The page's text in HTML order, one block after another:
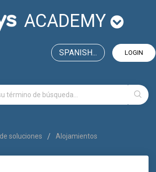
ACADEMY
LOGIN
SPANISH...
soluciones Alojamientos